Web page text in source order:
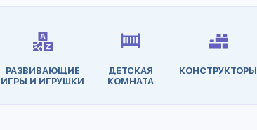
РАЗВИВАЮЩИЕ
ИГРЫ И ИГРУШКИ
ДЕТСКАЯ
КОМНАТА
КОНСТРУКТОРЫ